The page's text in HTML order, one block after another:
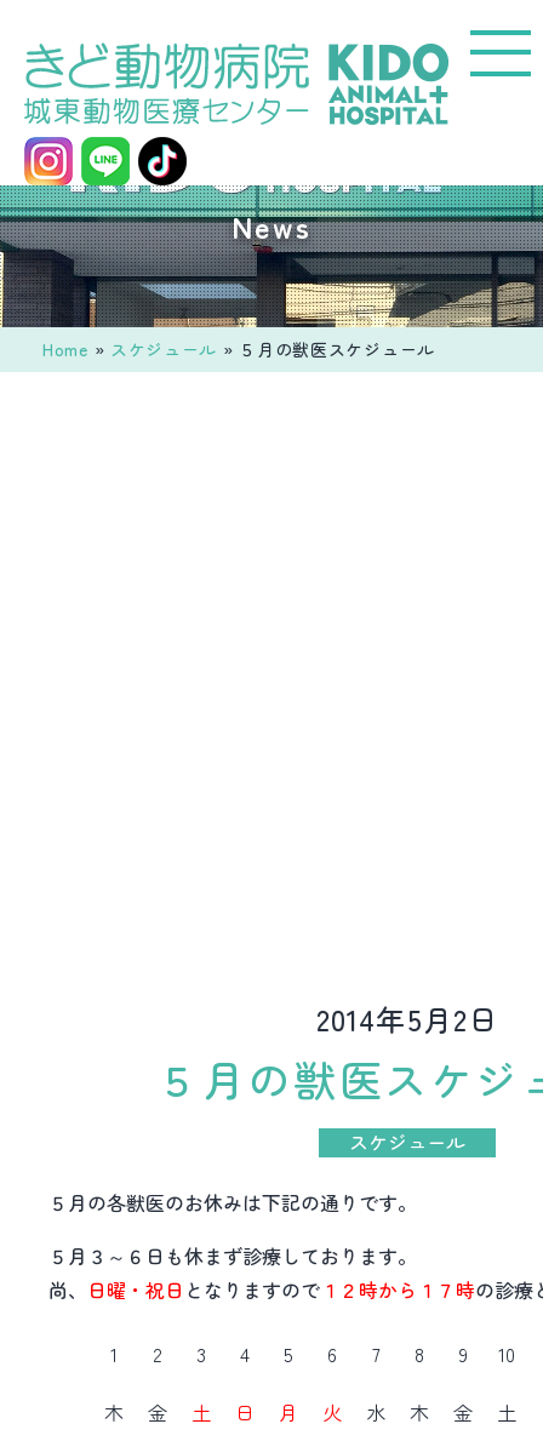
へ
ス
キ
ッ
プ
城
東
動
物
医
療
News
Home » スケジュール » ５月の獣医スケジュール
2014年5月2日
５月の獣医スケジ
スケジュール
５月の各獣医のお休みは下記の通りです。
５月３～６日も休まず診療しております。
尚、
日曜・祝日 となりますので １２時から１７時の診療
1 2 3 4 5 6 7 8 9
10
木
金 土 日 月 火 水 木 金 土